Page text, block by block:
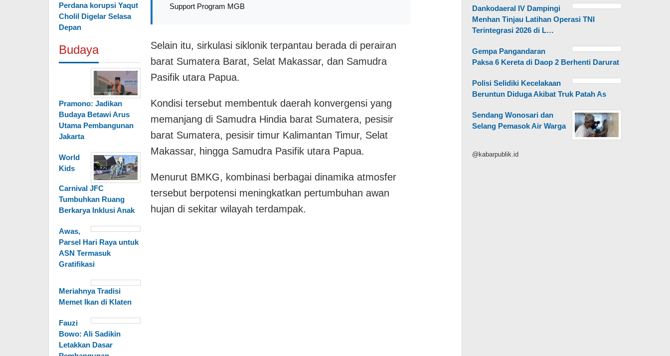
Perdana korupsi Yaqut
Cholil Digelar Selasa
Depan
Budaya
Pramono: Jadikan
Budaya Betawi Arus
Utama Pembangunan
Jakarta
World
Kids
Carnival JFC
Tumbuhkan Ruang
Berkarya Inklusi Anak
Awas,
Parsel Hari Raya untuk
ASN Termasuk
Gratifikasi
Meriahnya Tradisi
Memet Ikan di Klaten
Fauzi
Bowo: Ali Sadikin
Letakkan Dasar
Support Program MGB
Selain itu, sirkulasi siklonik terpantau berada di perairan
barat Sumatera Barat, Selat Makassar, dan Samudra
Pasifik utara Papua.
Kondisi tersebut membentuk daerah konvergensi yang
memanjang di Samudra Hindia barat Sumatera, pesisir
barat Sumatera, pesisir timur Kalimantan Timur, Selat
Makassar, hingga Samudra Pasifik utara Papua.
Menurut BMKG, kombinasi berbagai dinamika atmosfer
tersebut berpotensi meningkatkan pertumbuhan awan
hujan di sekitar wilayah terdampak.
Dankodaeral IV Dampingi
Menhan Tinjau Latihan Operasi TNI
Terintegrasi 2026 di L…
Gempa Pangandaran
Paksa 6 Kereta di Daop 2 Berhenti Darurat
Polisi Selidiki Kecelakaan
Beruntun Diduga Akibat Truk Patah As
Sendang Wonosari dan
Selang Pemasok Air Warga
@kabarpublik.id